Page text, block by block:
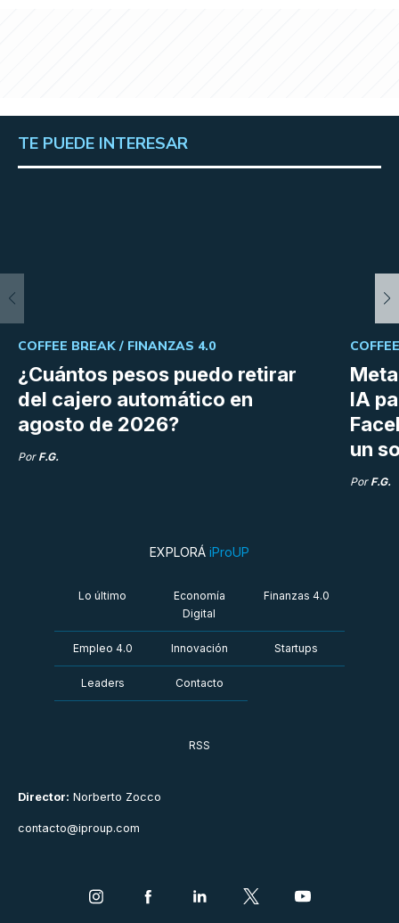
TE PUEDE INTERESAR
¿Cuántos pesos puedo retirar
del cajero automático en
agosto de 2026?
COFFEE BREAK / FINANZAS 4.0
Por F.G.
IA
un
Por F.G.
Director: Norberto Zocco
contacto@iproup.com
EXPLORÁ iProUP
Lo último
Economía
Digital
Finanzas 4.0
Empleo 4.0 Innovación Startups
Leaders Contacto
RSS